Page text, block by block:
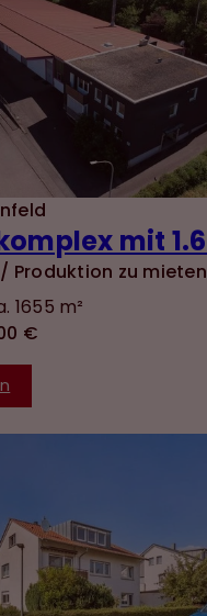
Produktion zu mieten
1655 m²
€